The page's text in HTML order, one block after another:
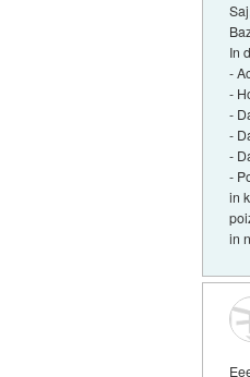
In
-
-
-
-
-
-
in
in